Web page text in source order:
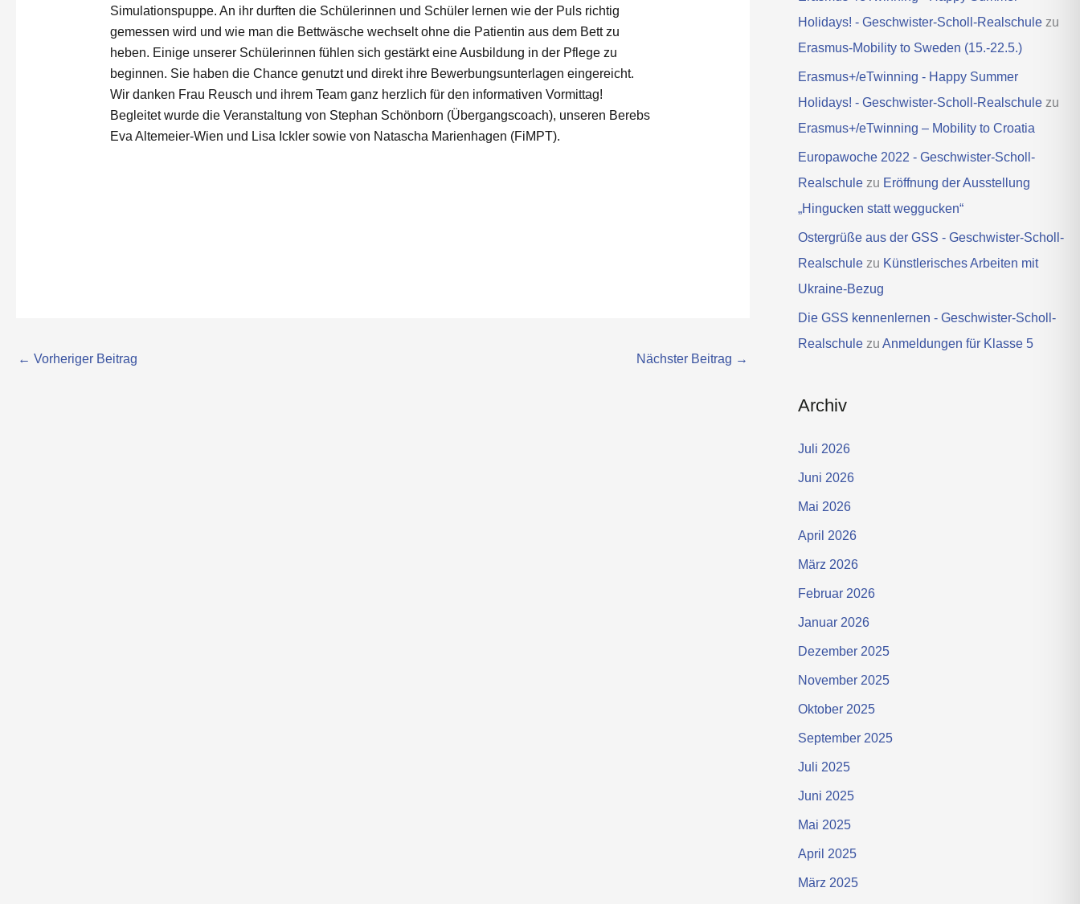
Simulationspuppe. An ihr durften die Schülerinnen und Schüler lernen wie der Puls richtig
gemessen wird und wie man die Bettwäsche wechselt ohne die Patientin aus dem Bett zu
heben. Einige unserer Schülerinnen fühlen sich gestärkt eine Ausbildung in der Pflege zu
beginnen. Sie haben die Chance genutzt und direkt ihre Bewerbungsunterlagen eingereicht.
Wir danken Frau Reusch und ihrem Team ganz herzlich für den informativen Vormittag!
Begleitet wurde die Veranstaltung von Stephan Schönborn (Übergangscoach), unseren Berebs
Eva Altemeier-Wien und Lisa Ickler sowie von Natascha Marienhagen (FiMPT).
← Vorheriger Beitrag Nächster Beitrag →
Holidays! - Geschwister-Scholl-Realschulezu
Erasmus-Mobility to Sweden (15.-22.5.)
Erasmus+/eTwinning - Happy Summer
Holidays! - Geschwister-Scholl-Realschulezu
Erasmus+/eTwinning – Mobility to Croatia
Europawoche 2022 - Geschwister-Scholl-
Realschulezu Eröffnung der Ausstellung
„Hingucken statt weggucken“
Ostergrüße aus der GSS - Geschwister-Scholl-
Realschulezu Künstlerisches Arbeiten mit
Ukraine-Bezug
Die GSS kennenlernen - Geschwister-Scholl-
Realschulezu Anmeldungen für Klasse 5
Archiv
Juli 2026
Juni 2026
Mai 2026
April 2026
März 2026
Februar 2026
Januar 2026
Dezember 2025
November 2025
Oktober 2025
September 2025
Juli 2025
Juni 2025
Mai 2025
April 2025
März 2025